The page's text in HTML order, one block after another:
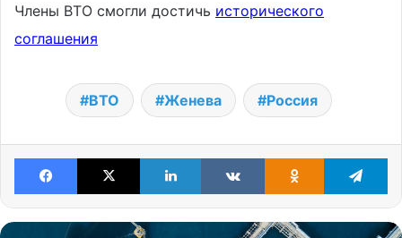
Члены ВТО смогли достичь исторического
соглашения
ВТО Женева Россия
Facebook X LinkedIn VKontakteOdnoklassniki